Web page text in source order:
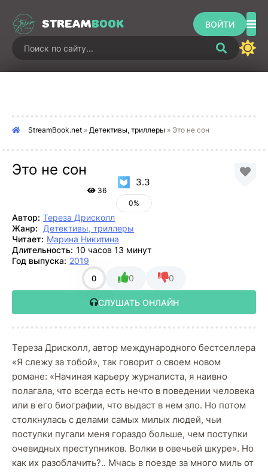
STREAMBOOK ВОЙТИ
StreamBook.net » Детективы, триллеры » Это не сон
Это не сон
36
3.3
0%
Автор: Тереза Дрисколл
Жанр:
Детективы, триллеры
Читает: Марина Никитина
Длительность: 10 часов 13 минут
Год выпуска: 2019
0 0 0
СЛУШАТЬ ОНЛАЙН
Тереза Дрисколл, автор международного бестселлера
«Я слежу за тобой», так говорит о своем новом
романе: «Начиная карьеру журналиста, я наивно
полагала, что всегда есть нечто в поведении человека
или в его биографии, что выдаст в нем зло. Но потом
столкнулась с делами самых милых людей, чьи
поступки пугали меня гораздо больше, чем поступки
очевидных преступников. Волки в овечьей шкуре». Но
как их разоблачить?.. Мчась в поезде за много миль от